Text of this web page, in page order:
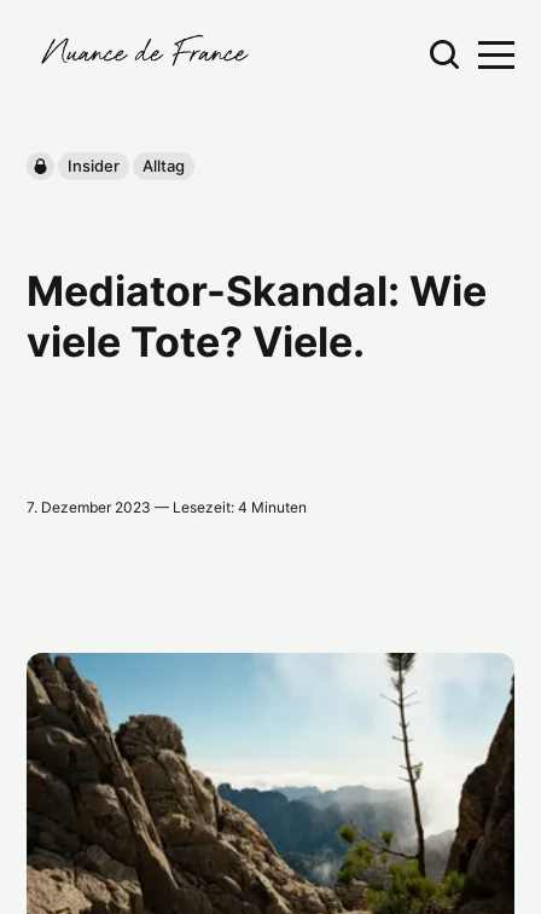
Insider Alltag
Mediator-Skandal: Wie
viele Tote? Viele.
7. Dezember 2023 — Lesezeit: 4 Minuten